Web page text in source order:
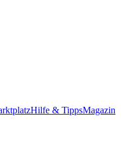
Hilfe & TippsMagazin